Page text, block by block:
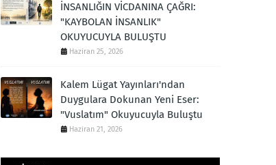
İNSANLIĞIN VİCDANINA ÇAĞRI:
"KAYBOLAN İNSANLIK"
OKUYUCUYLA BULUŞTU
Haziran 25, 2026
Kalem Lügat Yayınları'ndan
Duygulara Dokunan Yeni Eser:
"Vuslatım" Okuyucuyla Buluştu
Haziran 21, 2026